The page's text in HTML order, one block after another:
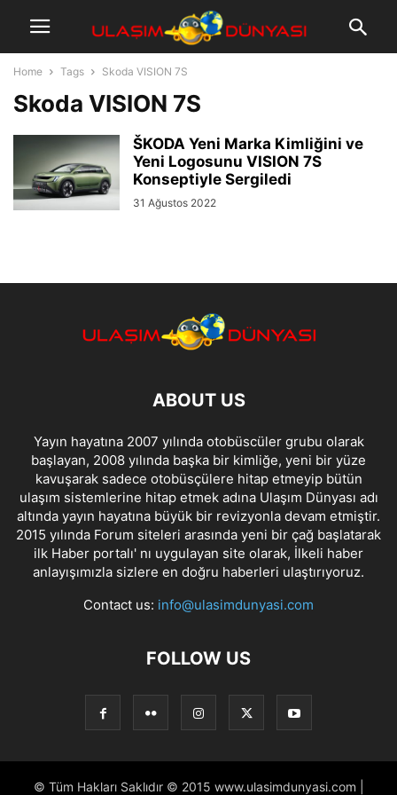
Home Tags Skoda VISION 7S
Skoda VISION 7S
ŠKODA Yeni Marka Kimliğini ve
Yeni Logosunu VISION 7S
Konseptiyle Sergiledi
31 Ağustos 2022
ABOUT US
Yayın hayatına 2007 yılında otobüscüler grubu olarak
başlayan, 2008 yılında başka bir kimliğe, yeni bir yüze
kavuşarak sadece otobüsçülere hitap etmeyip bütün
ulaşım sistemlerine hitap etmek adına Ulaşım Dünyası adı
altında yayın hayatına büyük bir revizyonla devam etmiştir.
2015 yılında Forum siteleri arasında yeni bir çağ başlatarak
ilk Haber portalı' nı uygulayan site olarak, İlkeli haber
anlayışımızla sizlere en doğru haberleri ulaştırıyoruz.
Contact us: info@ulasimdunyasi.com
FOLLOW US
© Tüm Hakları Saklıdır © 2015 www.ulasimdunyasi.com |